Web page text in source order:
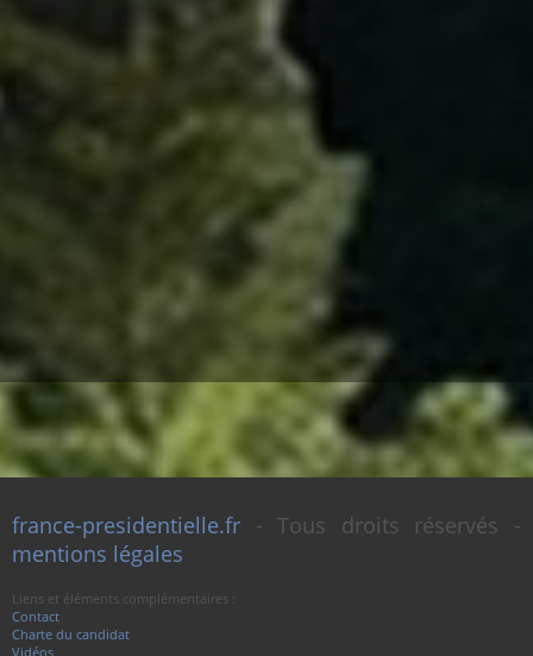
france-presidentielle.fr - Tous droits réservés -
mentions légales
Liens et éléments complémentaires :
Contact
Charte du candidat
Vidéos